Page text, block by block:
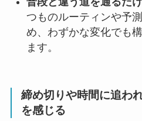
つものルーティンや予
め、わずかな変化でも
ます。
締め切りや時間に追わ
を感じる